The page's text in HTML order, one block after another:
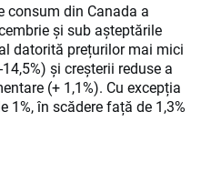
consum din Canada a
și sub așteptările
datorită prețurilor mai mici
și creșterii reduse a
(+ 1,1%). Cu excepția
1%, în scădere față de 1,3%